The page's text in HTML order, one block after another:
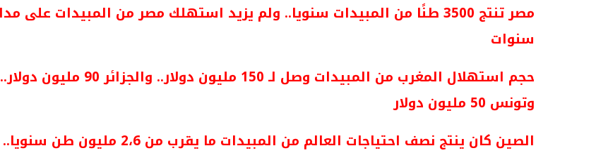
سنوات
حجم استهلال المغرب من المبيدات وصل لـ 150 مليون دولار.. والجزائر 90 مليون دولار..
وتونس 50 مليون دولار
الصين كان ينتج نصف احتياجات العالم من المبيدات ما يقرب من 2،6 مليون طن سنويا..